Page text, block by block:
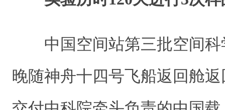
中国空间站第三批空间科
晚随神舟十四号飞船返回舱